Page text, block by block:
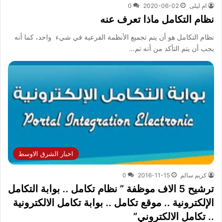
ام ليلى 2020-06-02
0
نظام التكامل ماذا تعرف عنه
نظام التكامل هو أن يتم تجميع الأنظمة الفرعية في شيء واحد، كما أنه
يجب أن يتم التأكد من أنه تم…
اخبار الشرق الاوسط
كريم سالم 2016-11-15
0
ترشيح 5 الاف موظفة ” نظام تكامل .. بوابة التكامل
الإلكترونية .. موقع تكامل .. بوابة تكامل الالكترونية
.. تكامل الالكتروني”